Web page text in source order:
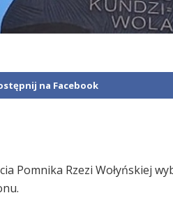
na Facebook
Pomnika Rzezi Wołyńskiej